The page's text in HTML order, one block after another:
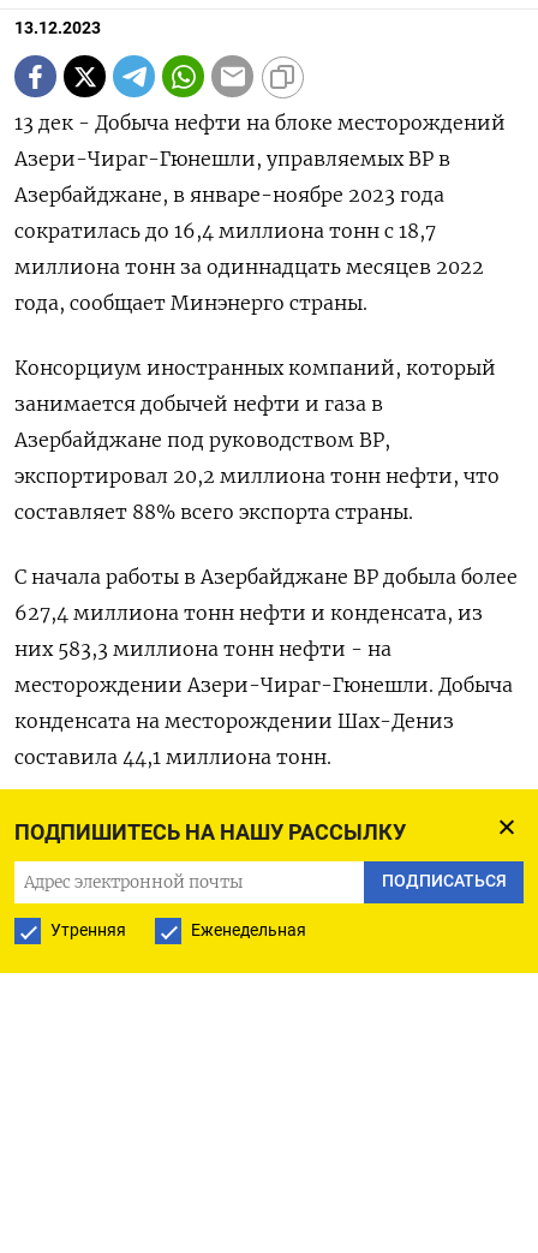
ПОДПИШИТЕСЬ НА НАШУ РАССЫЛКУ
ПОДПИСАТЬСЯ
Утренняя Еженедельная
13.12.2023
13 дек - Добыча нефти на блоке месторождений
Азери-Чираг-Гюнешли, управляемых BP в
Азербайджане, в январе-ноябре 2023 года
сократилась до 16,4 миллиона тонн с 18,7
миллиона тонн за одиннадцать месяцев 2022
года, сообщает Минэнерго страны.
Консорциум иностранных компаний, который
занимается добычей нефти и газа в
Азербайджане под руководством ВР,
экспортировал 20,2 миллиона тонн нефти, что
составляет 88% всего экспорта страны.
С начала работы в Азербайджане ВР добыла более
627,4 миллиона тонн нефти и конденсата, из
них 583,3 миллиона тонн нефти - на
месторождении Азери-Чираг-Гюнешли. Добыча
конденсата на месторождении Шах-Дениз
составила 44,1 миллиона тонн.
Экспорт нефти и конденсата, добываемых
консорциумом иностранных компаний, с начала
добычи по 1 ноября 2023 года составил 625,4
миллиона тонн.